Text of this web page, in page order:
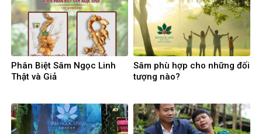
Phân Biệt Sâm Ngọc Linh
Thật và Giả
Sâm phù hợp cho những đối
tượng nào?